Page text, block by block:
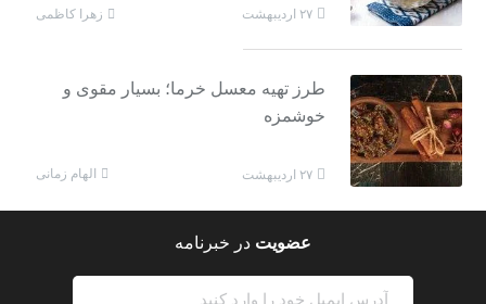
۲۷ اردیبهشت زهرا کاظمی
طرز تهیه معسل خرما؛ بسیار مقوی و
خوشمزه
۲۷ اردیبهشت الهام زمانی
عضویت در خبرنامه